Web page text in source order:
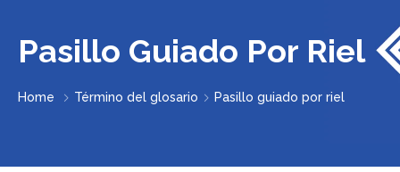
Pasillo Guiado Por Riel
Home Término del glosario Pasillo guiado por riel